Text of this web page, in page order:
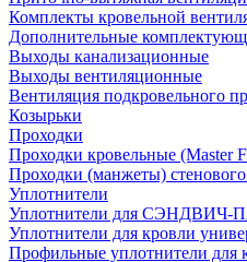
Комплекты кровельной
Дополнительные
Выходы канализационные
Выходы вентиляционные
Вентиляция подкровельного
Козырьки
Проходки
Проходки кровельные (Master
Проходки (манжеты) стенового
Уплотнители
Уплотнители для
Уплотнители для кровли
Профильные уплотнители для